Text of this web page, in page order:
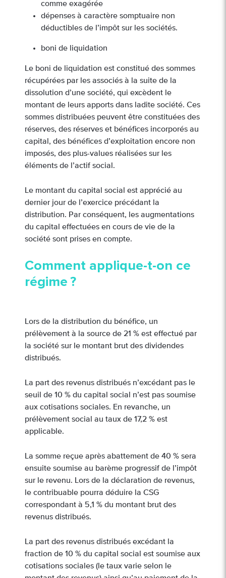
comme exagérée
dépenses à caractère somptuaire non
déductibles de l’impôt sur les sociétés.
boni de liquidation
Le boni de liquidation est constitué des sommes
récupérées par les associés à la suite de la
dissolution d’une société, qui excèdent le
montant de leurs apports dans ladite société. Ces
sommes distribuées peuvent être constituées des
réserves, des réserves et bénéfices incorporés au
capital, des bénéfices d’exploitation encore non
imposés, des plus-values réalisées sur les
éléments de l’actif social.
Le montant du capital social est apprécié au
dernier jour de l’exercice précédant la
distribution. Par conséquent, les augmentations
du capital effectuées en cours de vie de la
société sont prises en compte.
Comment applique-t-on ce
régime ?
Lors de la distribution du bénéfice, un
prélèvement à la source de 21 % est effectué par
la société sur le montant brut des dividendes
distribués.
La part des revenus distribués n’excédant pas le
seuil de 10 % du capital social n’est pas soumise
aux cotisations sociales. En revanche, un
prélèvement social au taux de 17,2 % est
applicable.
La somme reçue après abattement de 40 % sera
ensuite soumise au barème progressif de l’impôt
sur le revenu. Lors de la déclaration de revenus,
le contribuable pourra déduire la CSG
correspondant à 5,1 % du montant brut des
revenus distribués.
La part des revenus distribués excédant la
fraction de 10 % du capital social est soumise aux
cotisations sociales (le taux varie selon le